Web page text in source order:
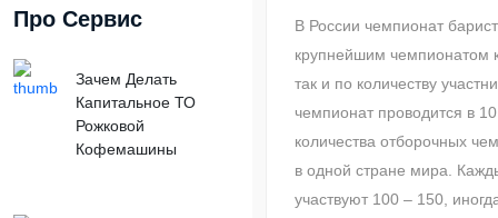
Про Сервис
Зачем Делать
Капитальное ТО
Рожковой
Кофемашины
В России чемпионат
крупнейшим чемпионатом
так и по количеству
чемпионат проводится в
количества отборочных
в одной стране мира.
участвуют 100 – 150,